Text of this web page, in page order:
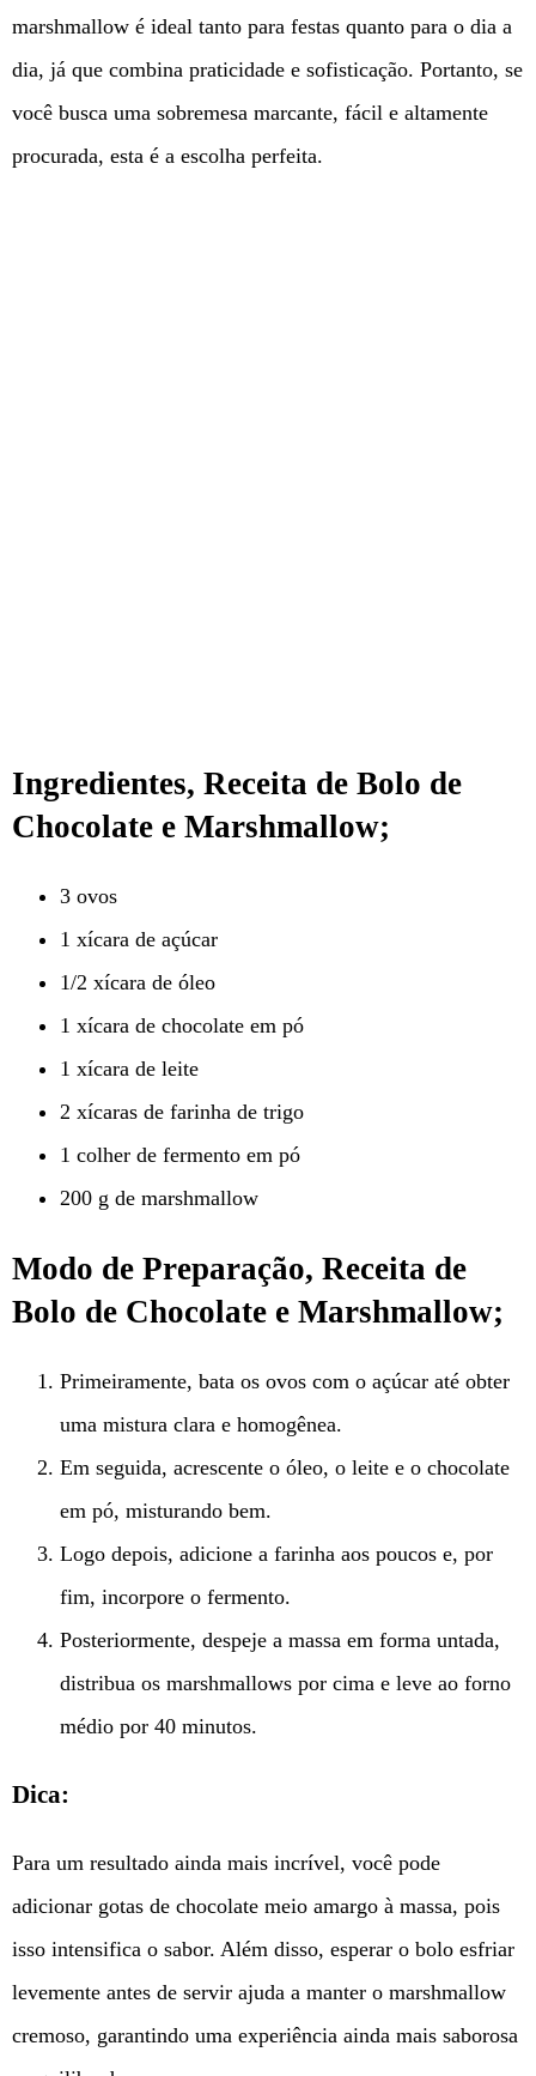
marshmallow é ideal tanto para festas quanto para o dia a
dia, já que combina praticidade e sofisticação. Portanto, se
você busca uma sobremesa marcante, fácil e altamente
procurada, esta é a escolha perfeita.
Ingredientes, Receita de Bolo de
Chocolate e Marshmallow;
3 ovos
1 xícara de açúcar
1/2 xícara de óleo
1 xícara de chocolate em pó
1 xícara de leite
2 xícaras de farinha de trigo
1 colher de fermento em pó
200 g de marshmallow
Modo de Preparação, Receita de
Bolo de Chocolate e Marshmallow;
Primeiramente, bata os ovos com o açúcar até obter
uma mistura clara e homogênea.
Em seguida, acrescente o óleo, o leite e o chocolate
em pó, misturando bem.
Logo depois, adicione a farinha aos poucos e, por
fim, incorpore o fermento.
Posteriormente, despeje a massa em forma untada,
distribua os marshmallows por cima e leve ao forno
médio por 40 minutos.
Dica:
Para um resultado ainda mais incrível, você pode
adicionar gotas de chocolate meio amargo à massa, pois
isso intensifica o sabor. Além disso, esperar o bolo esfriar
levemente antes de servir ajuda a manter o marshmallow
cremoso, garantindo uma experiência ainda mais saborosa